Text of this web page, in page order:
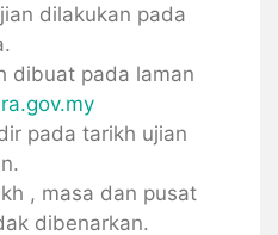
dilakukan pada
dibuat pada laman
pada tarikh ujian
, masa dan pusat
dibenarkan.